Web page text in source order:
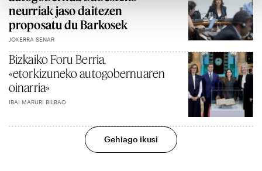
neurriak jaso daitezen
proposatu du Barkosek
JOXERRA SENAR
Bizkaiko Foru Berria,
«etorkizuneko autogobernuaren
oinarria»
IBAI MARURI BILBAO
Gehiago ikusi